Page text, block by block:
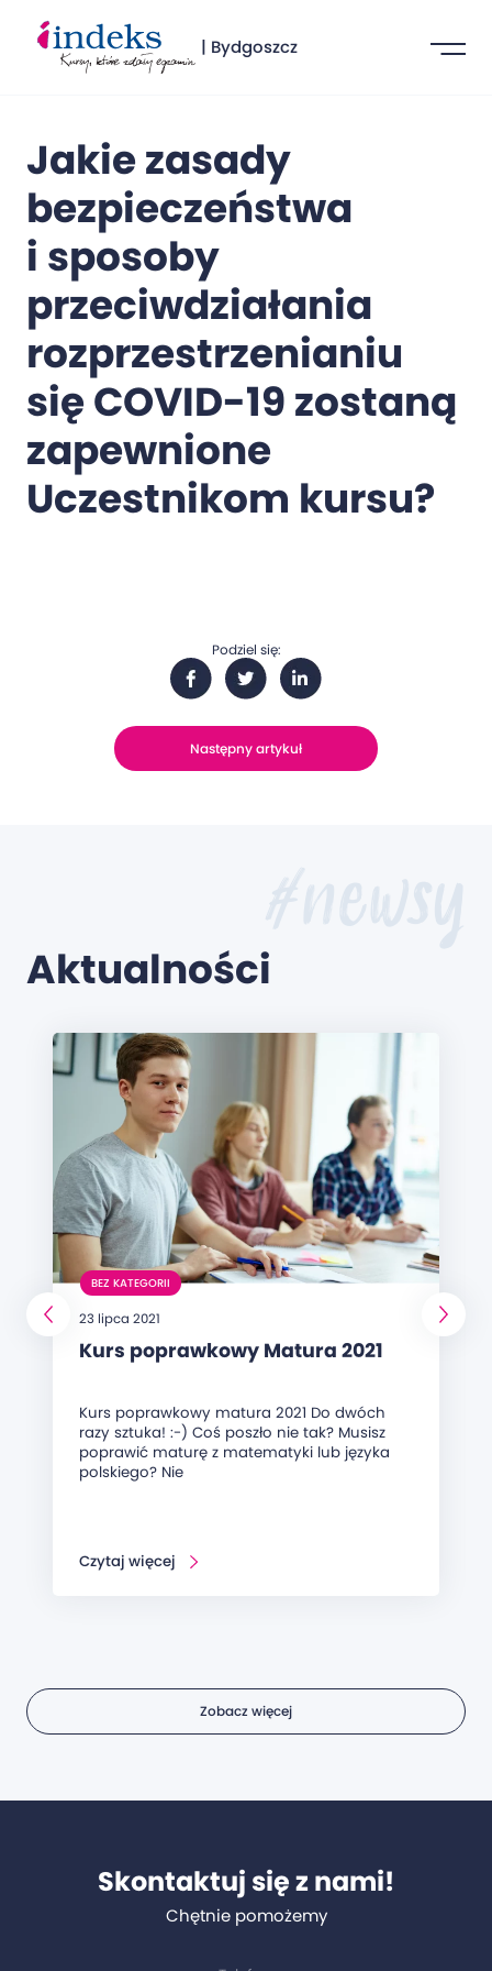
| Bydgoszcz
Jakie zasady
bezpieczeństwa
i sposoby
przeciwdziałania
rozprzestrzenianiu
się COVID-19 zostaną
zapewnione
Uczestnikom kursu?
Podziel się:
Następny artykuł
Aktualności
BEZ KATEGORII
23 lipca 2021
Kurs poprawkowy Matura 2021
Kurs poprawkowy matura 2021 Do dwóch
razy sztuka! :-) Coś poszło nie tak? Musisz
poprawić maturę z matematyki lub języka
polskiego? Nie
Czytaj więcej
Zobacz więcej
Skontaktuj się z nami!
Chętnie pomożemy